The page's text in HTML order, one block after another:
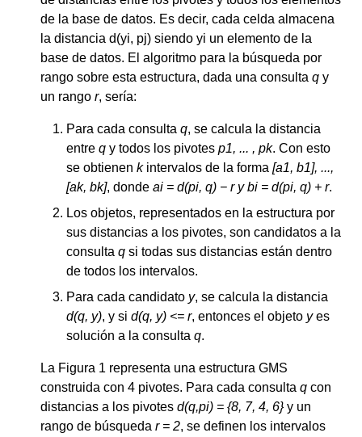
de la base de datos. Es decir, cada celda almacena
la distancia d(yi, pj) siendo yi un elemento de la
base de datos. El algoritmo para la búsqueda por
rango sobre esta estructura, dada una consulta q y
un rango r, sería:
Para cada consulta q, se calcula la distancia
entre q y todos los pivotes p1, ... , pk. Con esto
se obtienen kintervalos de la forma [a1, b1], ...,
[ak, bk], donde ai = d(pi, q) − r y bi = d(pi, q) + r.
Los objetos, representados en la estructura por
sus distancias a los pivotes, son candidatos a la
consulta q si todas sus distancias están dentro
de todos los intervalos.
Para cada candidato y, se calcula la distancia
d(q, y), y si d(q, y) <= r, entonces el objeto yes
solución a la consulta q.
La Figura 1 representa una estructura GMS
construida con 4 pivotes. Para cada consulta q con
distancias a los pivotes d(q,pi) = {8, 7, 4, 6} y un
rango de búsqueda r = 2, se definen los intervalos